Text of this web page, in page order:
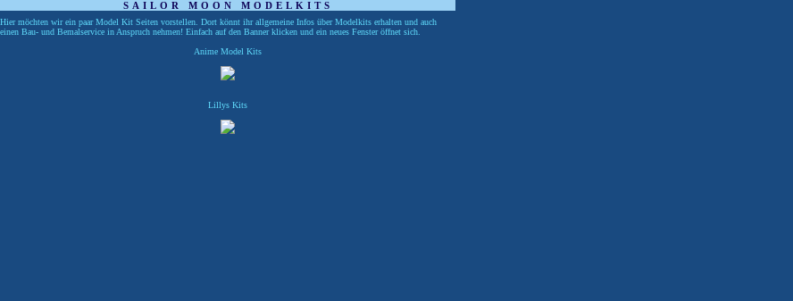
SAILOR MOON MODELKITS
Hier möchten wir ein paar Model Kit Seiten vorstellen. Dort könnt ihr allgemeine Infos über Modelkits erhalten und auch
einen Bau- und Bemalservice in Anspruch nehmen! Einfach auf den Banner klicken und ein neues Fenster öffnet sich.
Anime Model Kits
Lillys Kits